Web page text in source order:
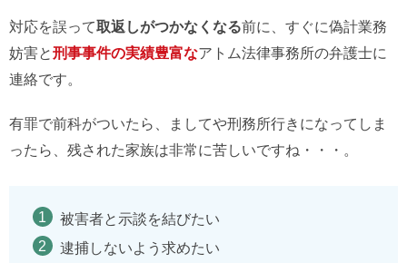
対応を誤って取返しがつかなくなる前に、すぐに偽計業務
妨害と刑事事件の実績豊富なアトム法律事務所の弁護士に
連絡です。
有罪で前科がついたら、ましてや刑務所行きになってしま
ったら、残された家族は非常に苦しいですね・・・。
被害者と示談を結びたい
逮捕しないよう求めたい